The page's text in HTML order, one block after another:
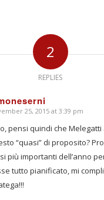
2
REPLIES
25, 2015 at 3:39 pm
pensi quindi che
“quasi” di proposito?
più importanti dell’anno
tutto pianificato, mi